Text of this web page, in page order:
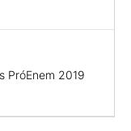
PróEnem 2019